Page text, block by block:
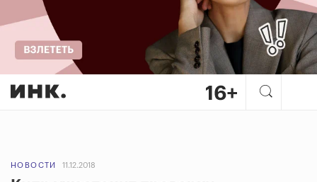
НОВОСТИ 11.12.2018